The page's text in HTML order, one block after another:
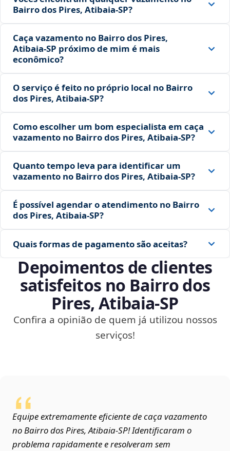
Bairro dos Pires, Atibaia‑SP?
Caça vazamento no Bairro dos Pires,
Atibaia‑SP próximo de mim é mais
econômico?
O serviço é feito no próprio local no Bairro
dos Pires, Atibaia‑SP?
Como escolher um bom especialista em caça
vazamento no Bairro dos Pires, Atibaia‑SP?
Quanto tempo leva para identificar um
vazamento no Bairro dos Pires, Atibaia‑SP?
É possível agendar o atendimento no Bairro
dos Pires, Atibaia‑SP?
Quais formas de pagamento são aceitas?
Depoimentos de clientes
satisfeitos no Bairro dos
Pires, Atibaia‑SP
Confira a opinião de quem já utilizou nossos
serviços!
Equipe extremamente eficiente de caça vazamento
no Bairro dos Pires, Atibaia‑SP! Identificaram o
problema rapidamente e resolveram sem